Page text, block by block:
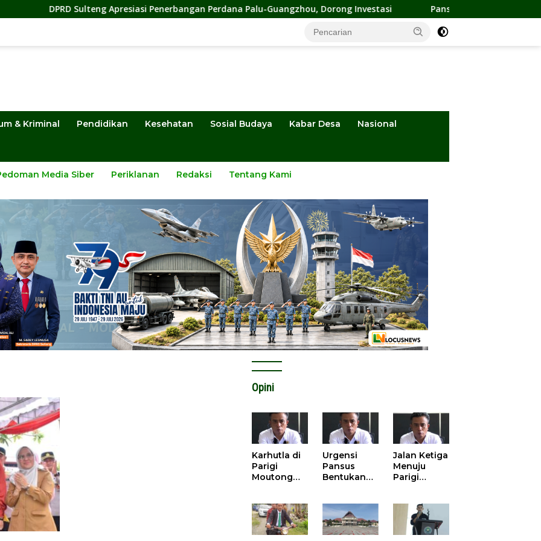
Sulteng Apresiasi Penerbangan Perdana Palu-Guangzhou, Dorong Investasi Pansus DPRD Sulteng Kawal
& Kriminal Pendidikan Kesehatan Sosial Budaya Kabar Desa Nasional
Media Siber Periklanan Redaksi Tentang Kami
Opini
Karhutla di
Parigi
Moutong
Tantangan
Tata Kelola
Mitigasi
Urgensi
Pansus
Bentukan
Kisruh
Pengusulan
52 Titik
Jalan Ketiga
Menuju
Parigi
Beradab